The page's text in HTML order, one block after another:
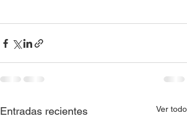
Entradas recientes Ver todo